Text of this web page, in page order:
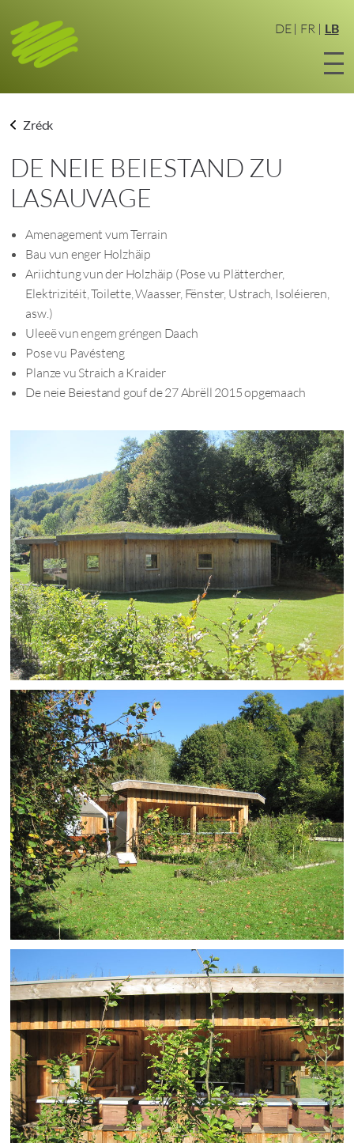
DE FR LB
Zréck
DE NEIE BEIESTAND ZU
LASAUVAGE
Amenagement vum Terrain
Bau vun enger Holzhäip
Ariichtung vun der Holzhäip (Pose vu Plättercher,
Elektrizitéit, Toilette, Waasser, Fënster, Ustrach, Isoléieren,
asw.)
Uleeë vun engem gréngen Daach
Pose vu Pavésteng
Planze vu Straich a Kraider
De neie Beiestand gouf de 27 Abrëll 2015 opgemaach